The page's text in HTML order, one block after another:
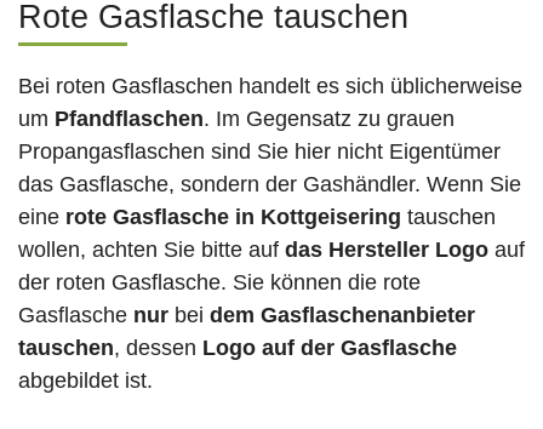
Rote Gasflasche tauschen
Bei roten Gasflaschen handelt es sich üblicherweise
um Pfandflaschen. Im Gegensatz zu grauen
Propangasflaschen sind Sie hier nicht Eigentümer
das Gasflasche, sondern der Gashändler. Wenn Sie
eine rote Gasflasche in Kottgeisering tauschen
wollen, achten Sie bitte auf das Hersteller Logo auf
der roten Gasflasche. Sie können die rote
Gasflasche nur bei dem Gasflaschenanbieter
tauschen, dessen Logo auf der Gasflasche
abgebildet ist.